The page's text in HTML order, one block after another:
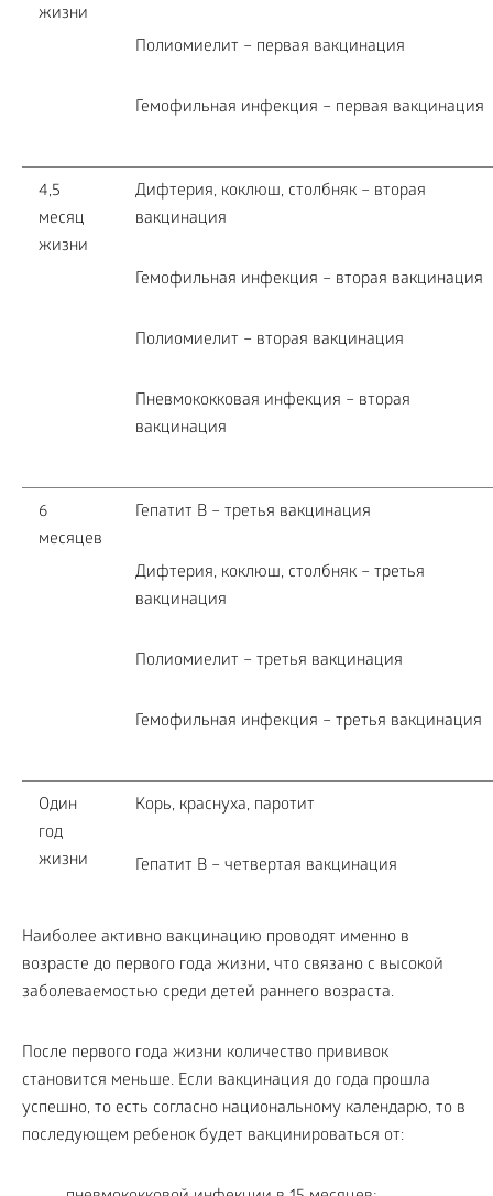
жизни
Полиомиелит – первая вакцинация
Гемофильная инфекция – первая вакцинация
4,5
месяц
жизни
Дифтерия, коклюш, столбняк – вторая
вакцинация
Гемофильная инфекция – вторая вакцинация
Полиомиелит – вторая вакцинация
Пневмококковая инфекция – вторая
вакцинация
6
месяцев
Гепатит В – третья вакцинация
Дифтерия, коклюш, столбняк – третья
вакцинация
Полиомиелит – третья вакцинация
Гемофильная инфекция – третья вакцинация
Один
год
жизни
Корь, краснуха, паротит
Гепатит В – четвертая вакцинация
Наиболее активно вакцинацию проводят именно в
возрасте до первого года жизни, что связано с высокой
заболеваемостью среди детей раннего возраста.
После первого года жизни количество прививок
становится меньше. Если вакцинация до года прошла
успешно, то есть согласно национальному календарю, то в
последующем ребенок будет вакцинироваться от: